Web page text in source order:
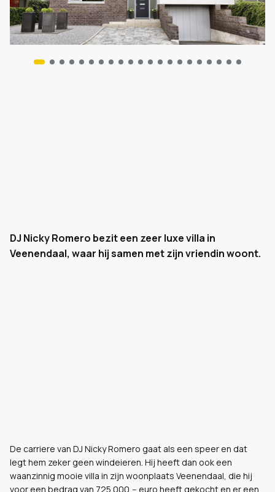
DJ Nicky Romero bezit een zeer luxe villa in
Veenendaal, waar hij samen met zijn vriendin woont.
De carriere van DJ Nicky Romero gaat als een speer en dat
legt hem zeker geen windeieren. Hij heeft dan ook een
waanzinnig mooie villa in zijn woonplaats Veenendaal, die hij
voor een bedrag van 725.000,-- euro heeft gekocht en er een